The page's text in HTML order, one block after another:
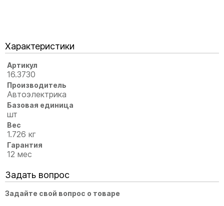
Характеристики
Артикул
16.3730
Производитель
Автоэлектрика
Базовая единица
шт
Вес
1.726 кг
Гарантия
12 мес
Задать вопрос
Задайте свой вопрос о товаре